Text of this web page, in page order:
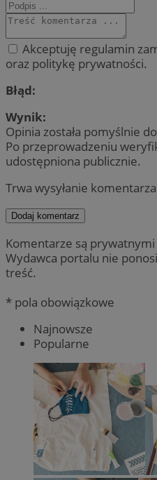
Akceptuję regulamin
oraz politykę prywatności.
Błąd:
Wynik:
Opinia została pomyślnie
Po przeprowadzeniu
udostępniona publicznie.
Trwa wysyłanie
Dodaj komentarz
Komentarze są
Wydawca portalu nie
treść.
* pola obowiązkowe
Najnowsze
Popularne